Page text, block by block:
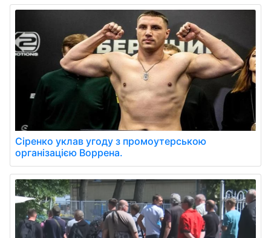
Сіренко уклав угоду з промоутерською
організацією Воррена.